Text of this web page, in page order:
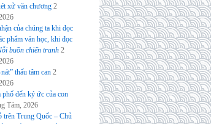
xử văn chương 2
của chúng ta khi đọc
phẩm văn học, khi đọc
buồn chiến tranh 2
thấu tâm can 2
đến ký ức của con
Tám, 2026
trên Trung Quốc – Chủ